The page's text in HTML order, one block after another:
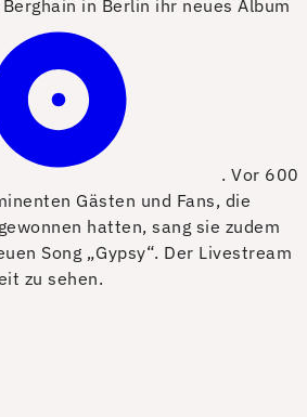
in Berlin ihr neues Album
. Vor 600
Gästen und Fans, die
hatten, sang sie zudem
Song „Gypsy“. Der Livestream
zu sehen.